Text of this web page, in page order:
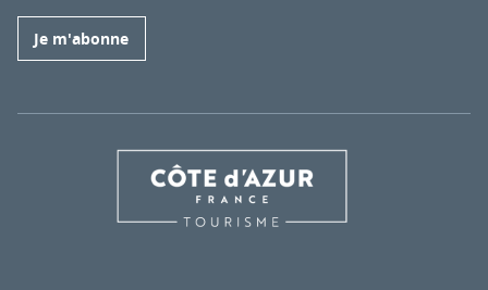
Je m'abonne